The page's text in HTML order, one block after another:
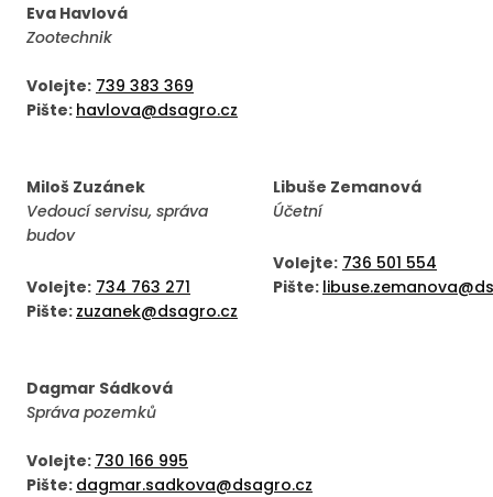
Eva Havlová
Zootechnik
Volejte: 739 383 369
Pište: havlova@dsagro.cz
Miloš Zuzánek
Vedoucí servisu, správa
budov
Volejte: 734 763 271
Pište: zuzanek@dsagro.cz
Libuše Zemanová
Účetní
Volejte: 736 501 554
Pište:
Dagmar Sádková
Správa pozemků
Volejte: 730 166 995
Pište: dagmar.sadkova@dsagro.cz